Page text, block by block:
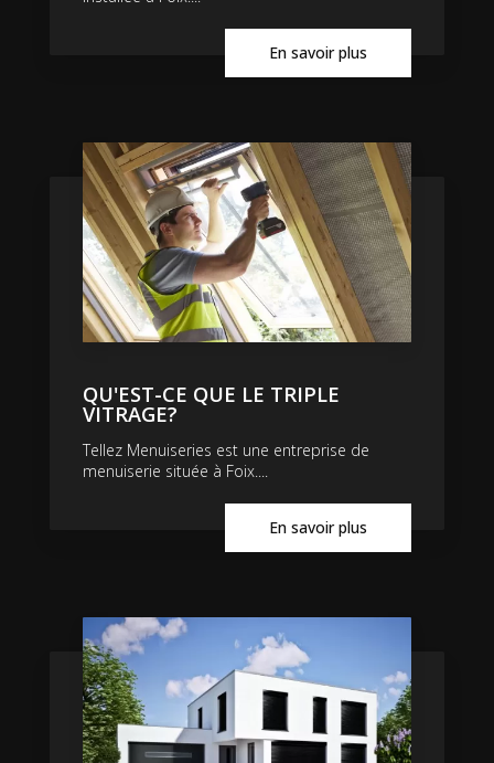
En savoir plus
QU'EST-CE QUE LE TRIPLE
VITRAGE?
Tellez Menuiseries est une entreprise de
menuiserie située à Foix....
En savoir plus